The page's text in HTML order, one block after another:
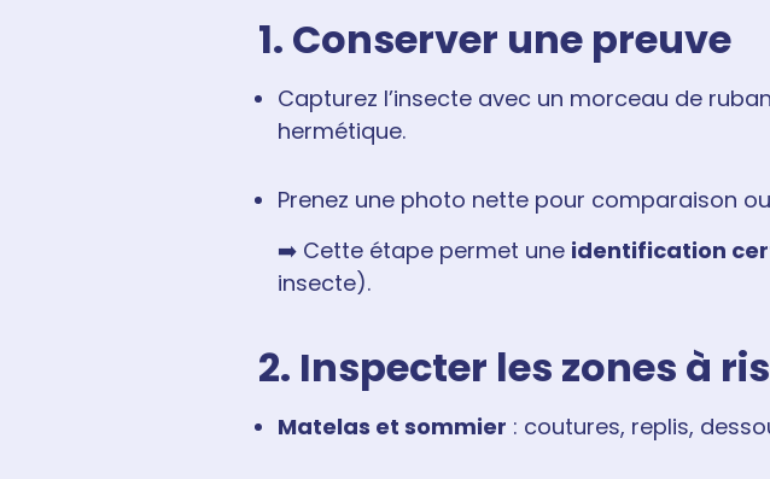
1. Conserver une preuve
Capturez l’insecte avec un morceau de
hermétique.
Prenez une photo nette pour comparaison
➡️ Cette étape permet une identification
insecte).
2. Inspecter les zones à
Matelas et sommier : coutures, replis,